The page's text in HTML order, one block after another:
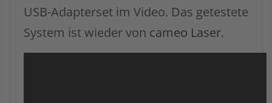
USB-Adapterset im Video. Das getestete
System ist wieder von cameo Laser.